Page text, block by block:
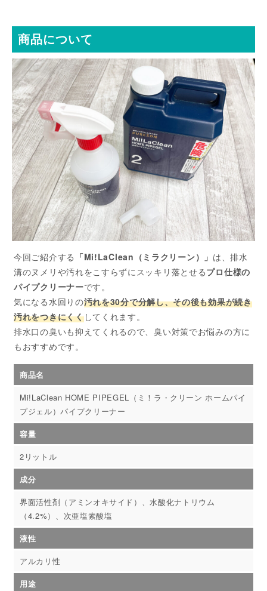
商品について
今回ご紹介する 「Mi!LaClean（ミラクリーン）」 は、排水
溝のヌメリや汚れをこすらずにスッキリ落とせるプロ仕様の
パイプクリーナーです。
気になる水回りの汚れを30分で分解し、その後も効果が続き
汚れをつきにくくしてくれます。
排水口の臭いも抑えてくれるので、臭い対策でお悩みの方に
もおすすめです。
商品名
Mi!LaClean HOME PIPEGEL（ミ！ラ・クリーン ホームパイ
プジェル）パイプクリーナー
容量
2リットル
成分
界⾯活性剤（アミンオキサイド）、⽔酸化ナトリウム
（4.2%）、次亜塩素酸塩
液性
アルカリ性
用途